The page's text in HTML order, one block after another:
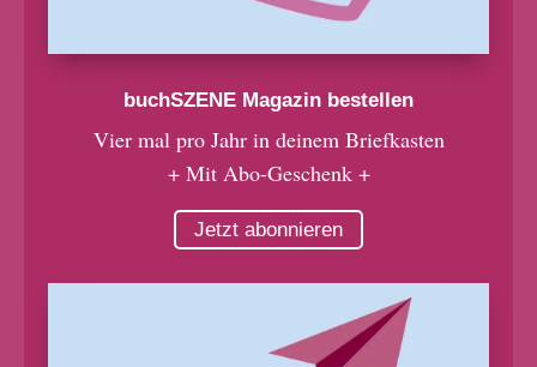
buchSZENE Magazin bestellen
Vier mal pro Jahr in deinem Briefkasten
+ Mit Abo-Geschenk +
Jetzt abonnieren